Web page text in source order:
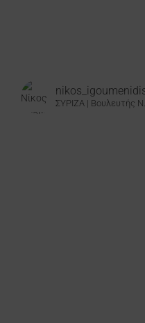
ΣΥΡΙΖΑ | Βουλευτής